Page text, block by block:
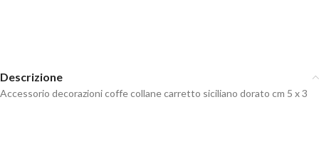
Descrizione
Accessorio decorazioni coffe collane carretto siciliano dorato cm 5 x 3